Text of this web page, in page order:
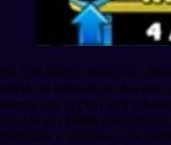
En este nuevo mazo, las
siendo la base de tu ofensiva
otorga una opción más
adición del Hielo
ralentizar y debilitar a los